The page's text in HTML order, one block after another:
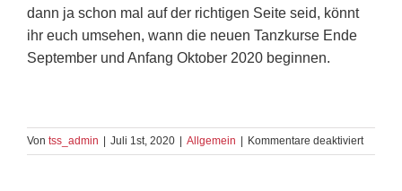
dann ja schon mal auf der richtigen Seite seid, könnt
ihr euch umsehen, wann die neuen Tanzkurse Ende
September und Anfang Oktober 2020 beginnen.
Von tss_admin Juli 1st, 2020 Allgemein Kommentare deaktiviertfür
Practice